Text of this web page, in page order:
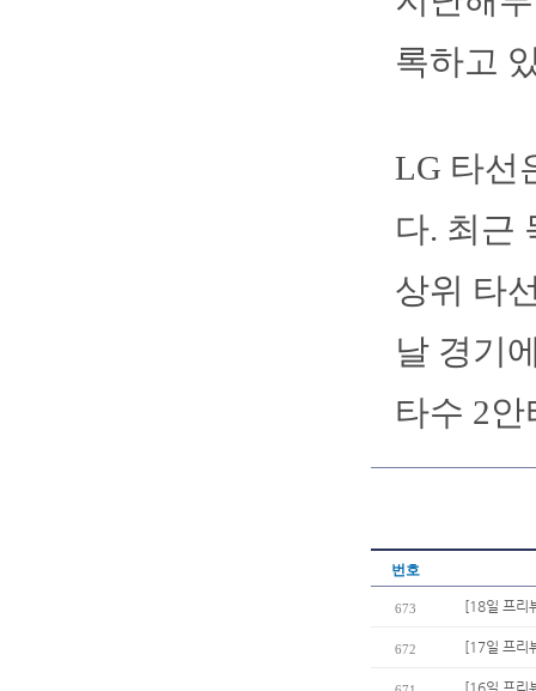
록하고
LG 타선
다. 최근
상위 타
날 경기
타수 2
번호
673 [18일 프리
672 [17일 프리
[16일 프리